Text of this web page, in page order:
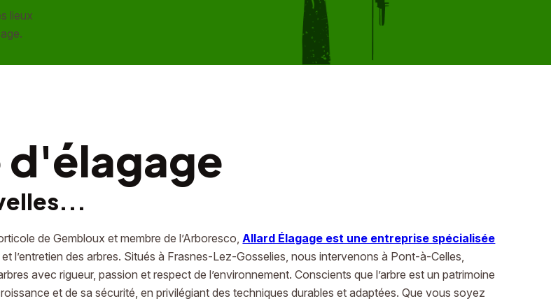
lieux
d'élagage
de Gembloux et membre de l’Arboresco,Allard Élagage est une entreprise spécialisée
l’entretien des arbres. Situés à Frasnes-Lez-Gosselies, nous intervenons à Pont-à-Celles,
avec rigueur, passion et respect de l’environnement. Conscients que l’arbre est un patrimoine
et de sa sécurité, en privilégiant des techniques durables et adaptées. Que vous soyez